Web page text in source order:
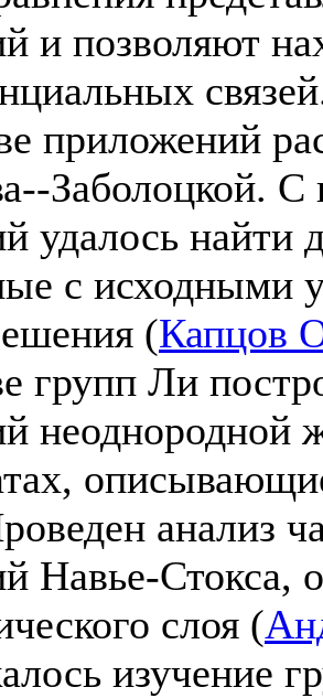
и позволяют
приложений
Заболоцкой.
удалось найти
с исходными
(Капцов
групп Ли
неоднородной
анализ
Навье-
слоя (
изучение